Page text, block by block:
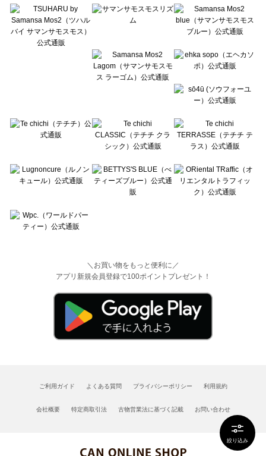
絞り込み
Lugnoncure（ルノンキュール）の一覧
BETTY'S BLUE（べティーズブルー）の一覧
Wpc.（ワールドパーティー）の一覧
＼お買い物をもっと便利に／
アプリ新規会員登録で100ポイントプレゼント！
ご利用ガイド よくある質問 プライバシーポリシー 利用規約
会社概要 特定商取引法 古物営業法に基づく記載 お問い合わせ